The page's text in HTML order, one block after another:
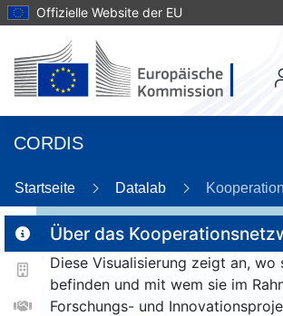
Offizielle Website der EU
CORDIS
Startseite Datalab
Über das
Diese Visualisierung zeigt an, wo
befinden und mit wem sie im
Forschungs- und